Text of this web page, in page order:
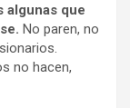
algunas que
No paren, no
no hacen,